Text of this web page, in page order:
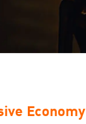
Economy